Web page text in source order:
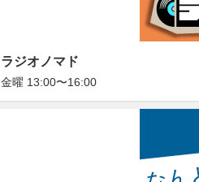
ラジオノマド
金曜 13:00〜16:00